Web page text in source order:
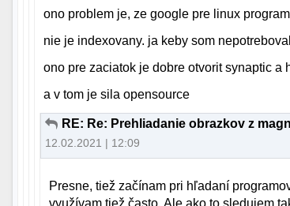
ono problem je, ze google pre linux
nie je indexovany. ja keby som
ono pre zaciatok je dobre otvorit synaptic
a v tom je sila opensource
RE: Re: Prehliadanie obrazkov z
12.02.2021 | 12:09
Presne, tiež začínam pri hľadaní
využívam tiež často. Ale ako to sledujem